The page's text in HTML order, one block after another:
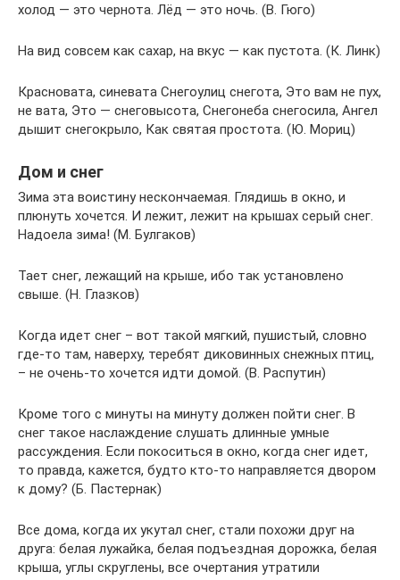
холод — это чернота. Лёд — это ночь. (В. Гюго)
На вид совсем как сахар, на вкус — как пустота. (К. Линк)
Красновата, синевата Снегоулиц снегота, Это вам не пух,
не вата, Это — снеговысота, Снегонеба снегосила, Ангел
дышит снегокрыло, Как святая простота. (Ю. Мориц)
Дом и снег
Зима эта воистину нескончаемая. Глядишь в окно, и
плюнуть хочется. И лежит, лежит на крышах серый снег.
Надоела зима! (М. Булгаков)
Тает снег, лежащий на крыше, ибо так установлено
свыше. (Н. Глазков)
Когда идет снег – вот такой мягкий, пушистый, словно
где-то там, наверху, теребят диковинных снежных птиц,
– не очень-то хочется идти домой. (В. Распутин)
Кроме того с минуты на минуту должен пойти снег. В
снег такое наслаждение слушать длинные умные
рассуждения. Если покоситься в окно, когда снег идет,
то правда, кажется, будто кто-то направляется двором
к дому? (Б. Пастернак)
Все дома, когда их укутал снег, стали похожи друг на
друга: белая лужайка, белая подъездная дорожка, белая
крыша, углы скруглены, все очертания утратили